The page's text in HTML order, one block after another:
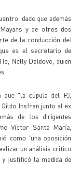
dado que además
y de otros dos
de la conducción del
es el secretario de
Nelly Daldovo, quien
"la cúpula del PJ,
Insfran junto al ex
de los dirigentes
Víctor Santa María,
como "una oposición
un análisis critico
justificó la medida de